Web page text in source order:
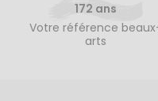
172 ans
Votre référence
arts